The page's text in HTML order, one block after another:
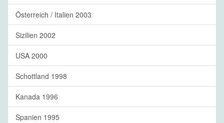
Österreich / Italien 2003
Sizilien 2002
USA 2000
Schottland 1998
Kanada 1996
Spanien 1995